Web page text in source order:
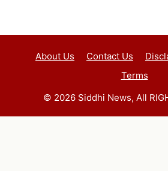
About Us Contact Us
Terms
© 2026 Siddhi News, All